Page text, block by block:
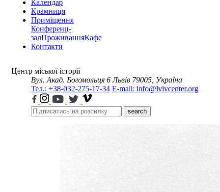
Календар
Крамниця
Приміщення
Конференц-
залПроживанняКафе
Контакти
Центр міської історії
Вул. Акад. Богомольця 6 Львів 79005, Україна
Тел.: +38-032-275-17-34 E-mail: info@lvivcenter.org
search